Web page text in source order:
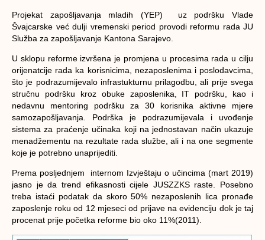
Projekat zapošljavanja mladih (YEP) uz podršku Vlade
Švajcarske već dulji vremenski period provodi reformu rada JU
Služba za zapošljavanje Kantona Sarajevo.
U sklopu reforme izvršena je promjena u procesima rada u cilju
orijenatcije rada ka korisnicima, nezaposlenima i poslodavcima,
što je podrazumijevalo infrastukturnu prilagodbu, ali prije svega
stručnu podršku kroz obuke zaposlenika, IT podršku, kao i
nedavnu mentoring podršku za 30 korisnika aktivne mjere
samozapošljavanja. Podrška je podrazumijevala i uvođenje
sistema za praćenje učinaka koji na jednostavan način ukazuje
menadžementu na rezultate rada službe, ali i na one segmente
koje je potrebno unaprijediti.
Prema posljednjem internom Izvještaju o učincima (mart 2019)
jasno je da trend efikasnosti cijele JUSZZKS raste. Posebno
treba istaći podatak da skoro 50% nezaposlenih lica pronađe
zaposlenje roku od 12 mjeseci od prijave na evidenciju dok je taj
procenat prije početka reforme bio oko 11%(2011).